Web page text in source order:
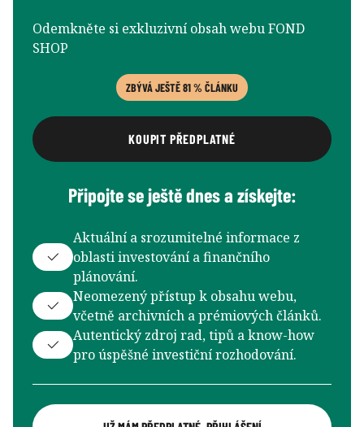
Odemkněte si exkluzivní obsah webu FOND
SHOP
ZBÝVÁ JEŠTĚ 81 % ČLÁNKU
KOUPIT PŘEDPLATNÉ
Připojte se ještě dnes a získejte:
Aktuální a srozumitelné informace z
oblasti investování a finančního
plánování.
Neomezený přístup k obsahu webu,
včetně archivních a prémiových článků.
Autentický zdroj rad, tipů a know-how
pro úspěšné investiční rozhodování.